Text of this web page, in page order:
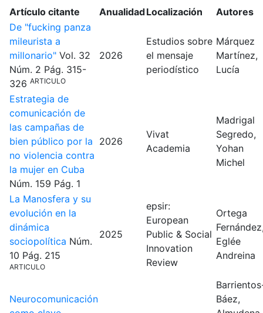
Artículo citante AnualidadLocalización
Autores
De "fucking panza
mileurista a
millonario" Vol. 32
Núm. 2 Pág. 315-
326 ARTICULO
2026
Estudios sobre
el mensaje
periodístico
Márquez
Martínez,
Lucía
Estrategia de
comunicación de
las campañas de
bien público por la
no violencia contra
la mujer en Cuba
Núm. 159 Pág. 1
2026
Vivat
Academia
Madrigal
Segredo,
Yohan
Michel
La Manosfera y su
evolución en la
dinámica
sociopolítica Núm.
10 Pág. 215
ARTICULO
2025
epsir:
European
Public & Social
Innovation
Review
Ortega
Eglée
Andreina
Neurocomunicación
Báez,